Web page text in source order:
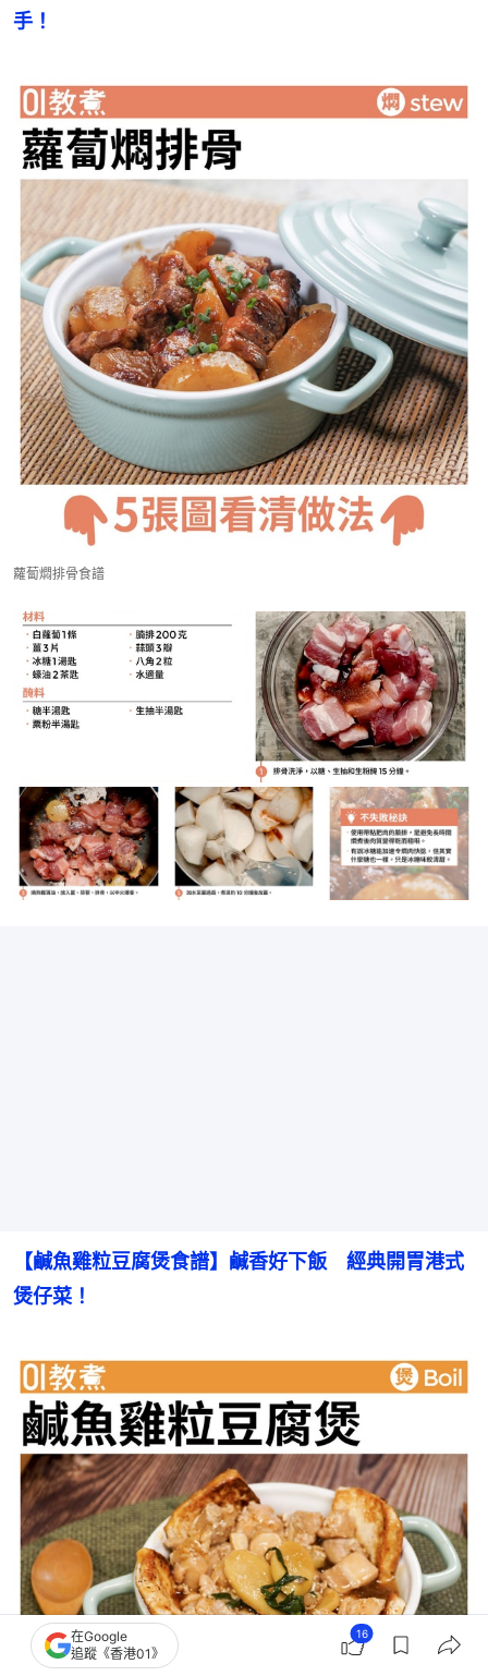
手！
蘿蔔燜排骨食譜
【鹹魚雞粒豆腐煲食譜】鹹香好下飯　經典開胃港式
煲仔菜！
在Google
追蹤《香港01》
16